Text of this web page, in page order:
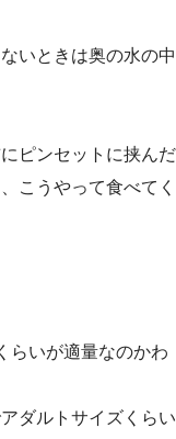
いときは奥の水の中
ピンセットに挟んだ
こうやって食べてく
らいが適量なのかわ
ダルトサイズくらい